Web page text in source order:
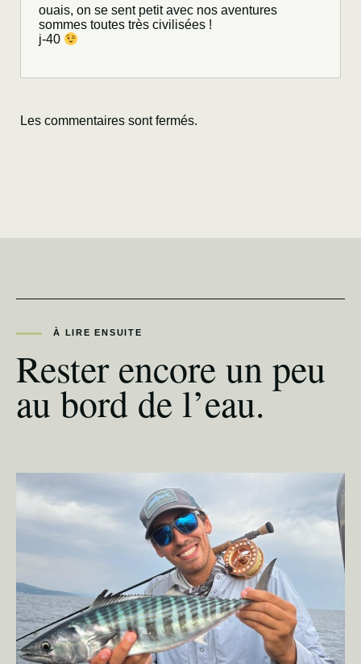
ouais, on se sent petit avec nos aventures
sommes toutes très civilisées !
j-40
Les commentaires sont fermés.
À LIRE ENSUITE
Rester encore un peu
au bord de l’eau.